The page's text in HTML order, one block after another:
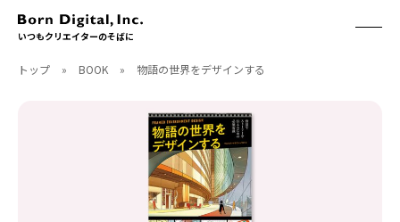
いつもクリエイターのそばに
ABOUT
CGWORLD
トップ » BOOK » 物語の世界をデザインする